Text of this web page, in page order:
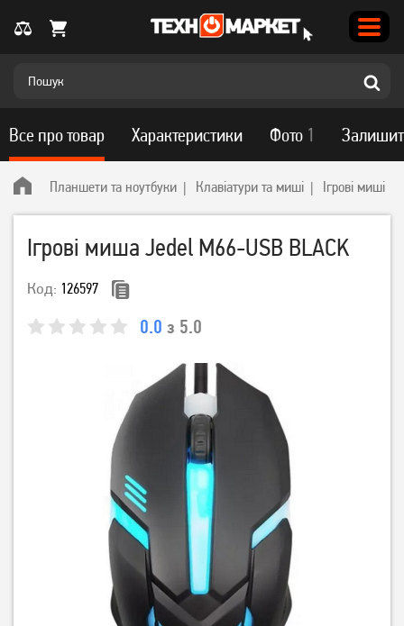
Планшети та ноутбуки Клавіатури та миші Ігрові миші
Ігрові миша Jedel M66-USB BLACK
Код: 126597
0.0 з 5.0
Все про товар Характеристики Фото 1